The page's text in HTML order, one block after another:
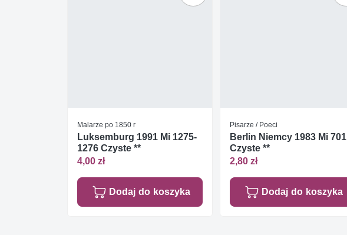
Malarze po 1850 r
Luksemburg 1991 Mi 1275-
1276 Czyste **
4,00 zł
Dodaj do koszyka
Pisarze / Poeci
Berlin Niemcy 1983 Mi 701
Czyste **
2,80 zł
Dodaj do koszyka